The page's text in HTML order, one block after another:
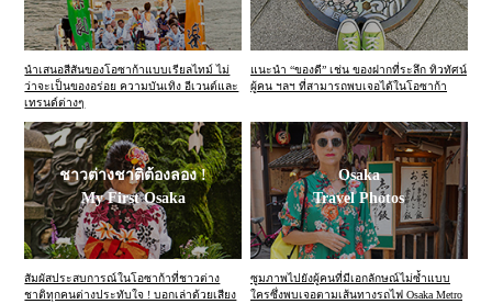
นำเสนอสีสันของโอซาก้าแบบเรียลไทม์ ไม่
ว่าจะเป็นของอร่อย ความบันเทิง อีเวนต์และ
เทรนด์ต่างๆ
แนะนำ “ของดี” เช่น ของฝากที่ระลึก ทิวทัศน์
ผู้คน ฯลฯ ที่สามารถพบเจอได้ในโอซาก้า
ชาวต่างชาติต้องลอง !
My First Osaka
สัมผัสประสบการณ์ในโอซาก้าที่ชาวต่าง
ชาติทุกคนต่างประทับใจ ! บอกเล่าด้วยเสียง
Osaka
Travel Photos
ซูมภาพไปยังผู้คนที่มีเอกลักษณ์ไม่ซ้ำแบบ
ใครซึ่งพบเจอตามเส้นทางรถไฟ Osaka Metro